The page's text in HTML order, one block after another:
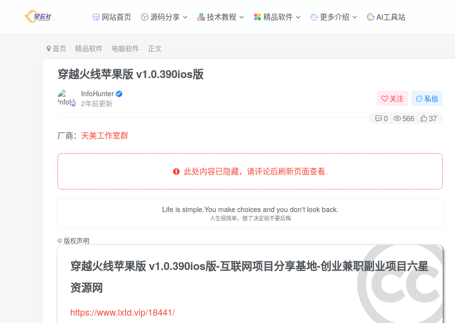
网站首页 源码分享 技术教程 精品软件 更多介绍 AI工具站
首页 精品软件 电脑软件 正文
穿越火线苹果版 v1.0.390ios版
InfoHunter
2年前更新
关注 私信
0 566 37
厂商： 天美工作室群
此处内容已隐藏，请评论后刷新页面查看.
Life is simple.You make choices and you don't look back.
人生很简单，做了决定就不要后悔
© 版权声明
穿越火线苹果版 v1.0.390ios版-互联网项目分享基地-创业兼职副业项目六星
资源网
https://www.lxtd.vip/18441/